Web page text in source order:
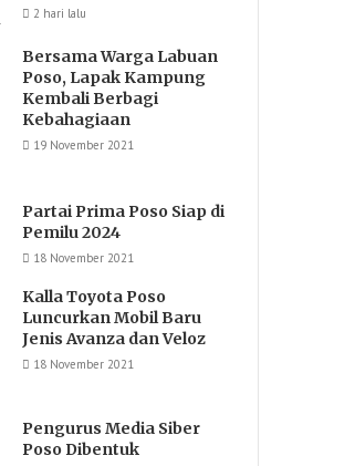
2 hari lalu
Bersama Warga Labuan
Poso, Lapak Kampung
Kembali Berbagi
Kebahagiaan
19 November 2021
Partai Prima Poso Siap di
Pemilu 2024
18 November 2021
Kalla Toyota Poso
Luncurkan Mobil Baru
Jenis Avanza dan Veloz
18 November 2021
Pengurus Media Siber
Poso Dibentuk